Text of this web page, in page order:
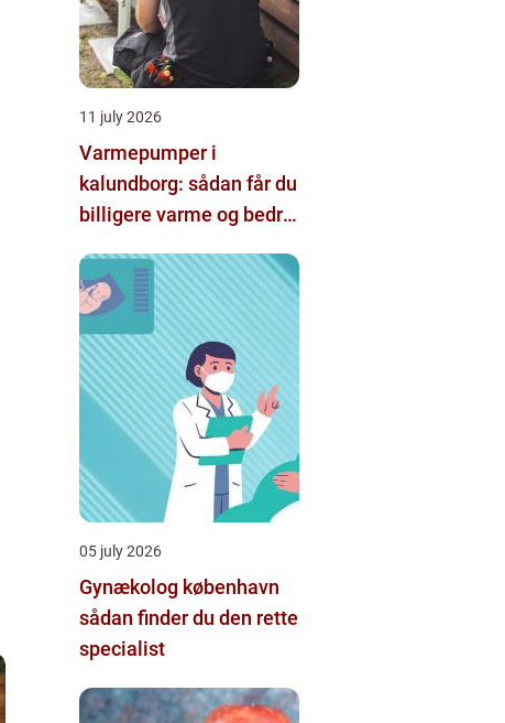
11 july 2026
Varmepumper i
kalundborg: sådan får du
billigere varme og bedre
05 july 2026
Gynækolog københavn
sådan finder du den rette
specialist